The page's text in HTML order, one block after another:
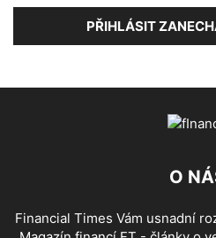
PŘIHLÁSIT
O
Financial Times Vám usnadní